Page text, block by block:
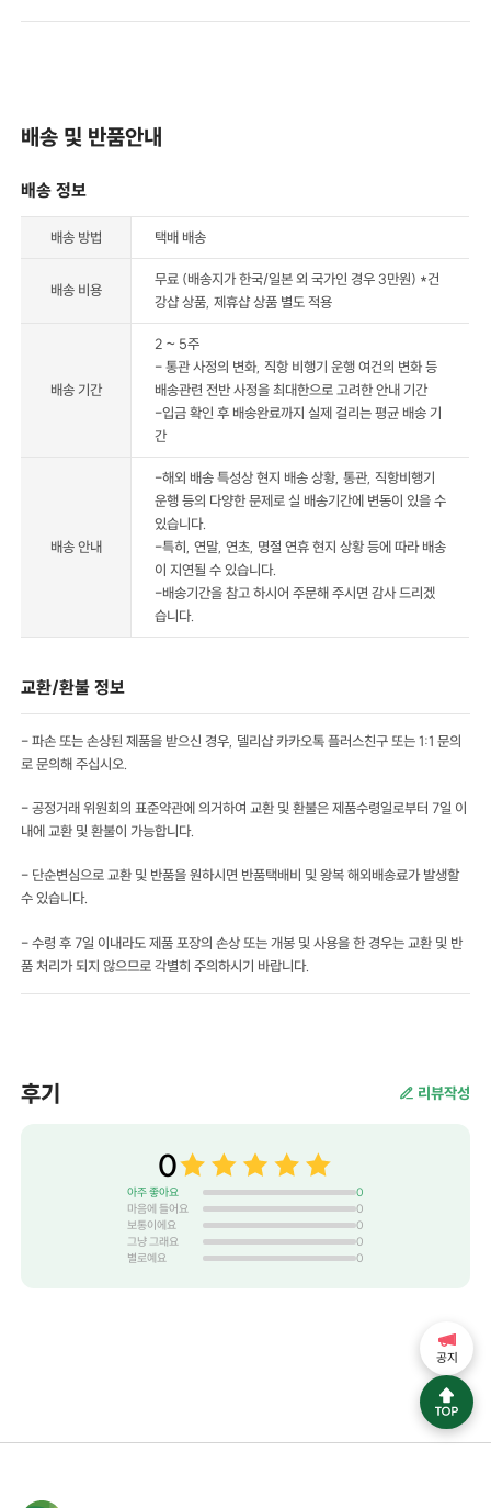
배송 및 반품안내
배송 정보
배송 방법 택배 배송
배송 비용
무료 (배송지가 한국/일본 외 국가인 경우 3만원) *건
강샵 상품, 제휴샵 상품 별도 적용
배송 기간
2 ~ 5주
- 통관 사정의 변화, 직항 비행기 운행 여건의 변화 등
배송관련 전반 사정을 최대한으로 고려한 안내 기간
-입금 확인 후 배송완료까지 실제 걸리는 평균 배송 기
간
배송 안내
-해외 배송 특성상 현지 배송 상황, 통관, 직항비행기
운행 등의 다양한 문제로 실 배송기간에 변동이 있을 수
있습니다.
-특히, 연말, 연초, 명절 연휴 현지 상황 등에 따라 배송
이 지연될 수 있습니다.
-배송기간을 참고 하시어 주문해 주시면 감사 드리겠
습니다.
교환/환불 정보
- 파손 또는 손상된 제품을 받으신 경우, 델리샵 카카오톡 플러스친구 또는 1:1 문의
로 문의해 주십시오.
- 공정거래 위원회의 표준약관에 의거하여 교환 및 환불은 제품수령일로부터 7일 이
내에 교환 및 환불이 가능합니다.
- 단순변심으로 교환 및 반품을 원하시면 반품택배비 및 왕복 해외배송료가 발생할
수 있습니다.
- 수령 후 7일 이내라도 제품 포장의 손상 또는 개봉 및 사용을 한 경우는 교환 및 반
품 처리가 되지 않으므로 각별히 주의하시기 바랍니다.
후기 리뷰작성
0
아주 좋아요
0
마음에 들어요
0
보통이에요
0
그냥 그래요
0
별로예요
0
공지